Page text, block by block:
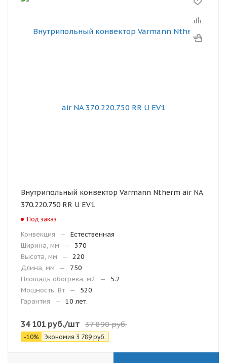
Внутрипольный конвектор Varmann Ntherm air NA
370.220.750 RR U EV1
Под заказ
Конвекция —
Естественная
Ширина, мм
—
370
Высота, мм
—
220
Длина, мм
—
750
Площадь обогрева, м2
—
5.2
Мощность, Вт
—
520
Гарантия
— 10 лет.
34 101 руб./шт 37 890руб.
-10% Экономия 3 789 руб.